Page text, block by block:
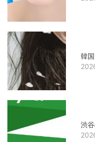
韓
渋